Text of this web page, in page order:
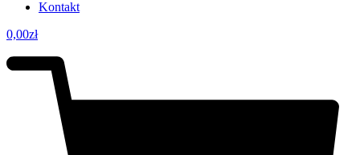
Kontakt
0,00zł